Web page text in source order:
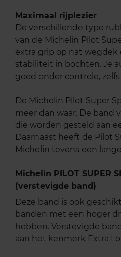
Maximaal rijplezier
De verschillende type
van de Michelin Pilot
extra grip op nat wegdek
stabiliteit in bochten. Je
goed onder controle,
De Michelin Pilot Super
meer dan waar. De band
die worden gesteld aan
Daarnaast heeft de Pilot
Michelin tevens een
Michelin PILOT SUPER
(verstevigde band)
Deze band is ook
banden met een hoger
hebben. Verstevigde
aan het kenmerk Extra